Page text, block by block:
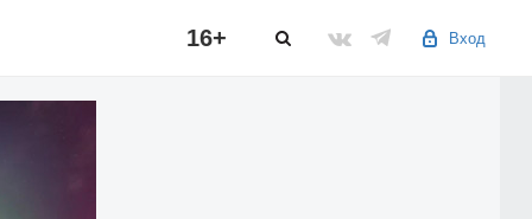
Вход
16+